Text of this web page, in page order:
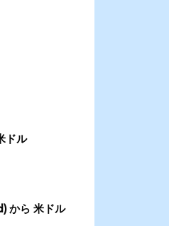
ドル
から 米ドル